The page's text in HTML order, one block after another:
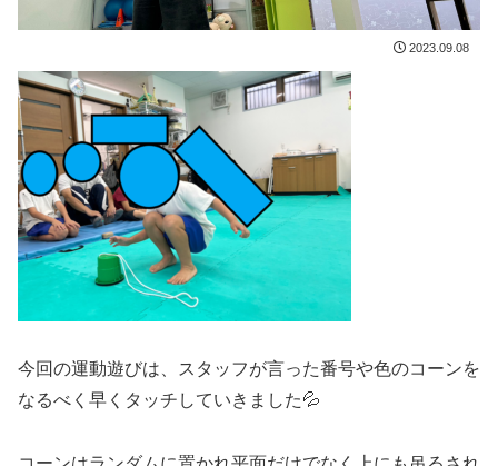
2023.09.08
今回の運動遊びは、スタッフが言った番号や色のコーンを
なるべく早くタッチしていきました💦